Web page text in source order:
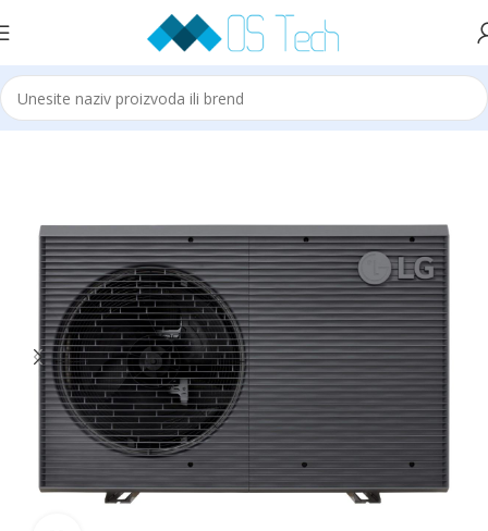
Početna LG LG Therma V Therma V MONOBLOCK R290